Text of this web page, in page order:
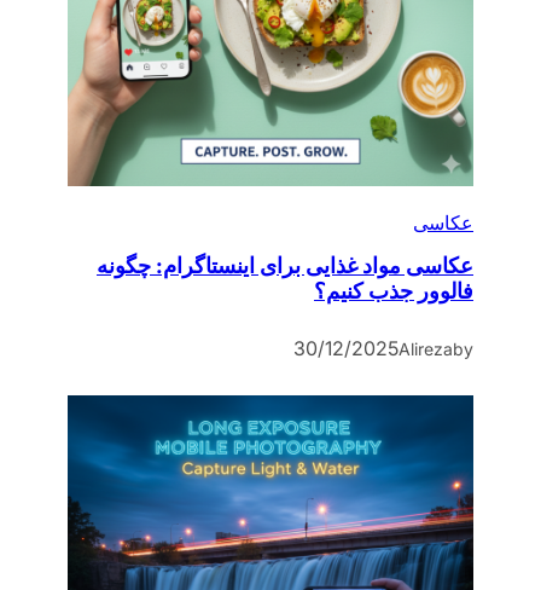
عکاسی
عکاسی مواد غذایی برای اینستاگرام: چگونه
فالوور جذب کنیم؟
by
Alireza
30/12/2025